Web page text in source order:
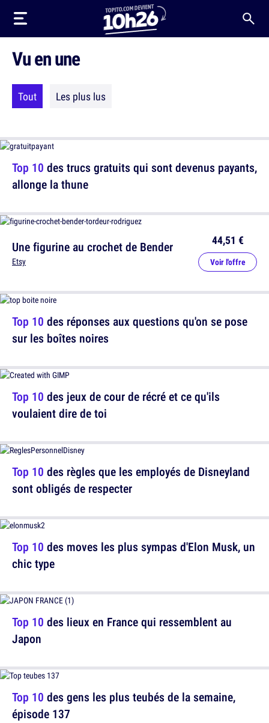
Vu en une
Tout Les plus lus
Top 10 des trucs gratuits qui sont devenus payants,
allonge la thune
Top 10 des jeux de cour de récré et ce qu'ils
voulaient dire de toi
Top 10 des moves les plus sympas d'Elon Musk, un
chic type
Top 10 des gens les plus teubés de la semaine,
épisode 137
Une figurine au crochet de Bender
Etsy
44,51 €
Voir l'offre
Top 10 des réponses aux questions qu'on se pose
sur les boîtes noires
Top 10 des règles que les employés de Disneyland
sont obligés de respecter
Top 10 des lieux en France qui ressemblent au
Japon